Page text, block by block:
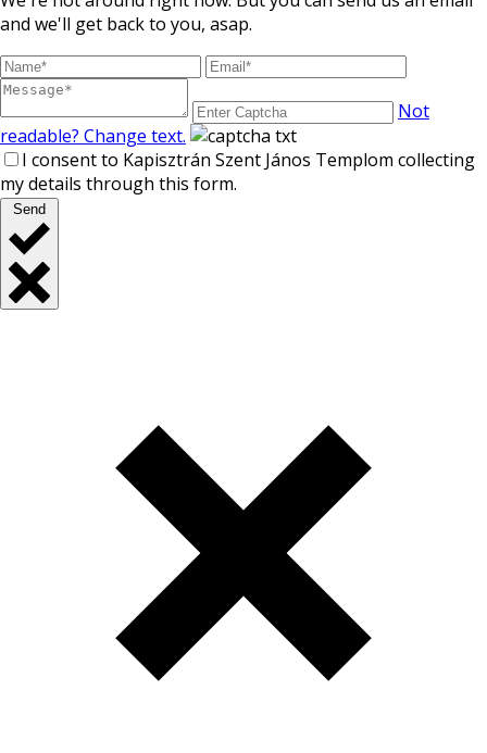
and we'll get back to you, asap.
Not
readable? Change text.
I consent to Kapisztrán Szent János Templom collecting
my details through this form.
Send